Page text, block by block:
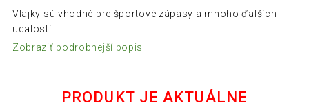
Vlajky sú vhodné pre športové zápasy a mnoho ďalších
udalostí.
Zobraziť podrobnejší popis
PRODUKT JE AKTUÁLNE